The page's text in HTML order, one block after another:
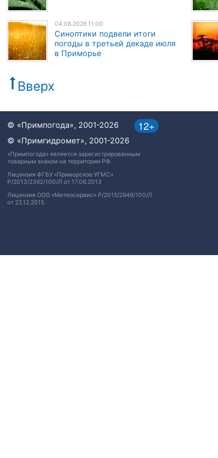
04.08.2026 11:00
Синоптики подвели итоги
погоды в третьей декаде июля
в Приморье
Вверх
12+
© «Примпогода», 2001-2026
© «Примгидромет», 2001-2026
«Примпогода» является зарегистрированным
товарным знаком на территории РФ.
Лицензия ФГБУ «Приморское УГМС»
Р/2013/2362/100/Л от 17.06.2013
Лицензия ООО «Метеосервис» Р/2015/2946/100/Л
от 22.12.2015